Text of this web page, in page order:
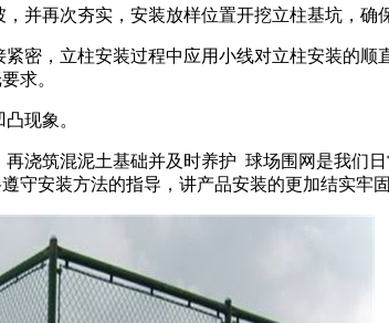
并再次夯实，安装放样位置开挖立柱基坑
，立柱安装过程中应用小线对立柱安装的顺
纸要求。
现象。
浇筑混泥土基础并及时养护 球场围网是我们
守安装方法的指导，讲产品安装的更加结实牢固